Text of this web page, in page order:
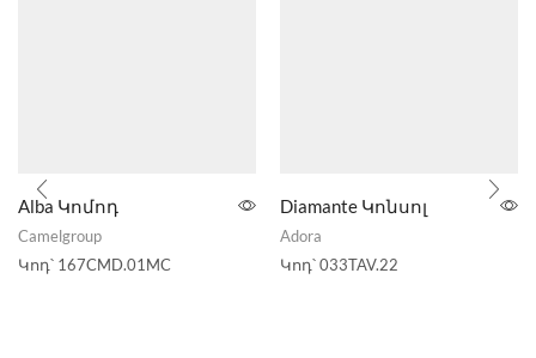
Alba Կոմոդ
Camelgroup
Կոդ՝ 167CMD.01MC
Diamante Կոնսոլ
Adora
Կոդ՝033TAV.22